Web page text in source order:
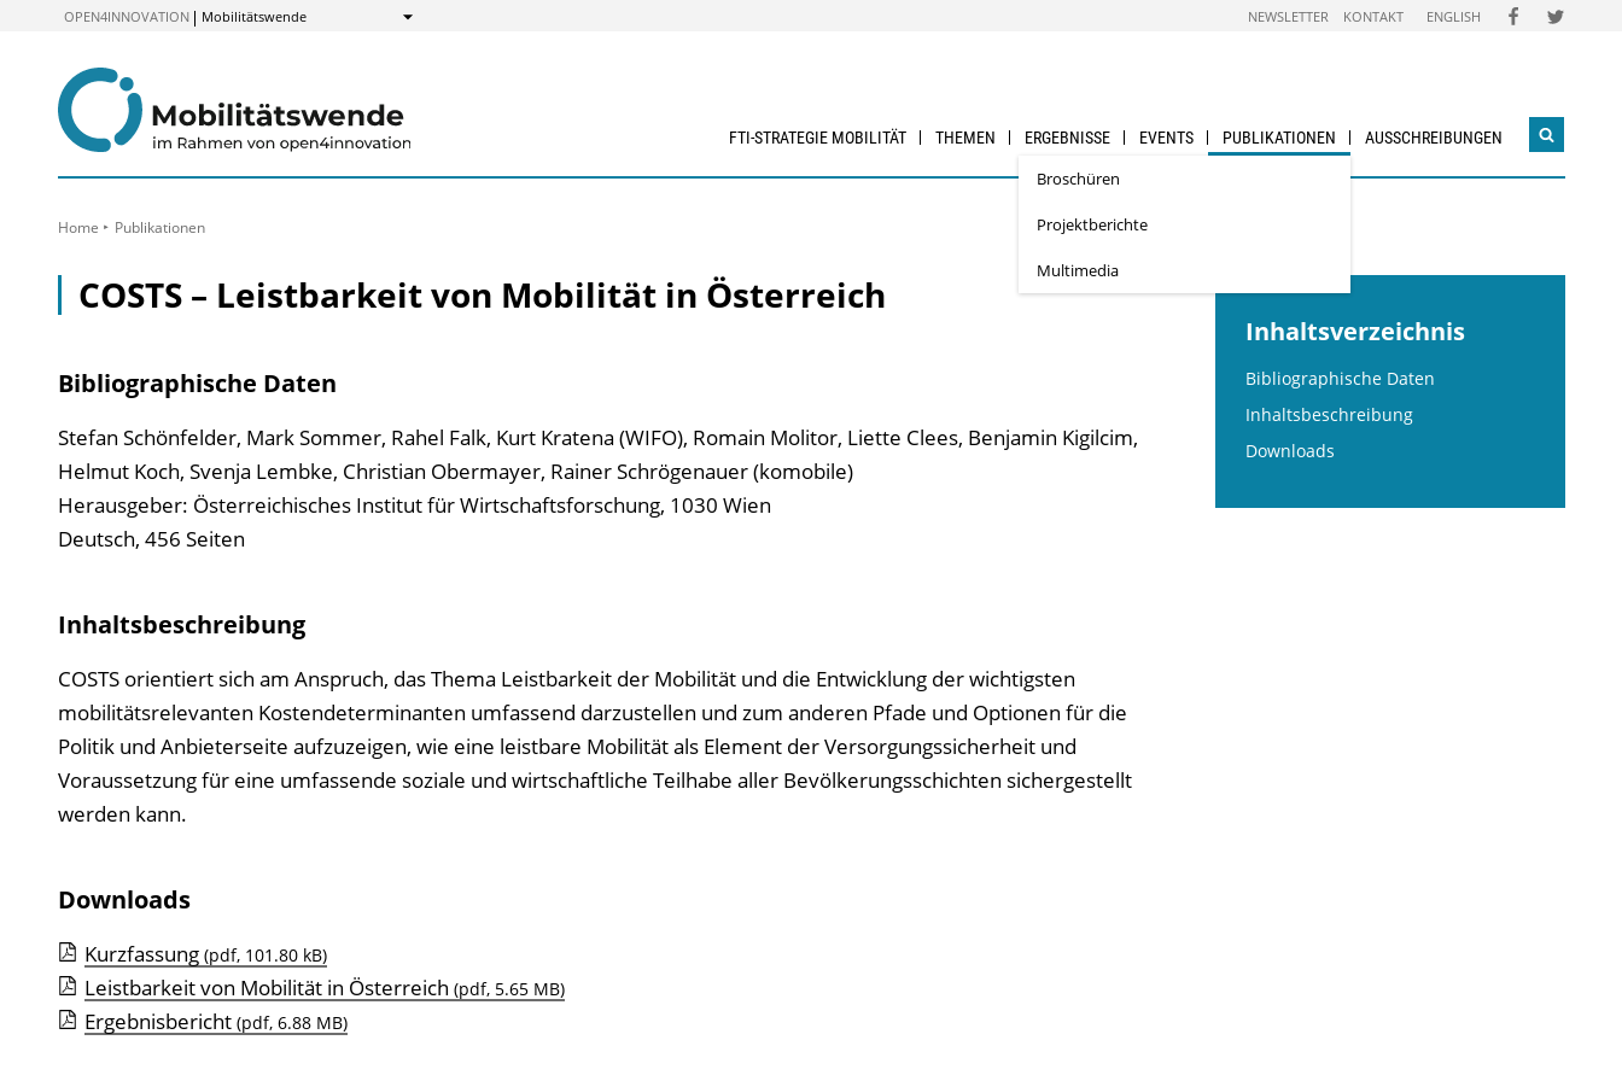
OPEN4INNOVATION Mobilitätswende
Anzeigen
NEWSLETTER KONTAKT ENGLISH FOLGEN
SIE
FOLGEN
SIE
FTI-STRATEGIE MOBILITÄT THEMEN ERGEBNISSE EVENTS PUBLIKATIONEN
Broschüren
Projektberichte
Multimedia
AUSSCHREIBUNGEN
Home Publikationen
COSTS – Leistbarkeit von Mobilität in Österreich
Bibliographische Daten
Stefan Schönfelder, Mark Sommer, Rahel Falk, Kurt Kratena (WIFO), Romain Molitor, Liette Clees, Benjamin Kigilcim,
Helmut Koch, Svenja Lembke, Christian Obermayer, Rainer Schrögenauer (komobile)
Herausgeber: Österreichisches Institut für Wirtschaftsforschung, 1030 Wien
Deutsch, 456 Seiten
Inhaltsbeschreibung
COSTS orientiert sich am Anspruch, das Thema Leistbarkeit der Mobilität und die Entwicklung der wichtigsten
mobilitätsrelevanten Kostendeterminanten umfassend darzustellen und zum anderen Pfade und Optionen für die
Politik und Anbieterseite aufzuzeigen, wie eine leistbare Mobilität als Element der Versorgungssicherheit und
Voraussetzung für eine umfassende soziale und wirtschaftliche Teilhabe aller Bevölkerungsschichten sichergestellt
werden kann.
Downloads
Kurzfassung (pdf, 101.80 kB)
Leistbarkeit von Mobilität in Österreich (pdf, 5.65 MB)
Ergebnisbericht (pdf, 6.88 MB)
Inhaltsverzeichnis
Bibliographische Daten
Inhaltsbeschreibung
Downloads